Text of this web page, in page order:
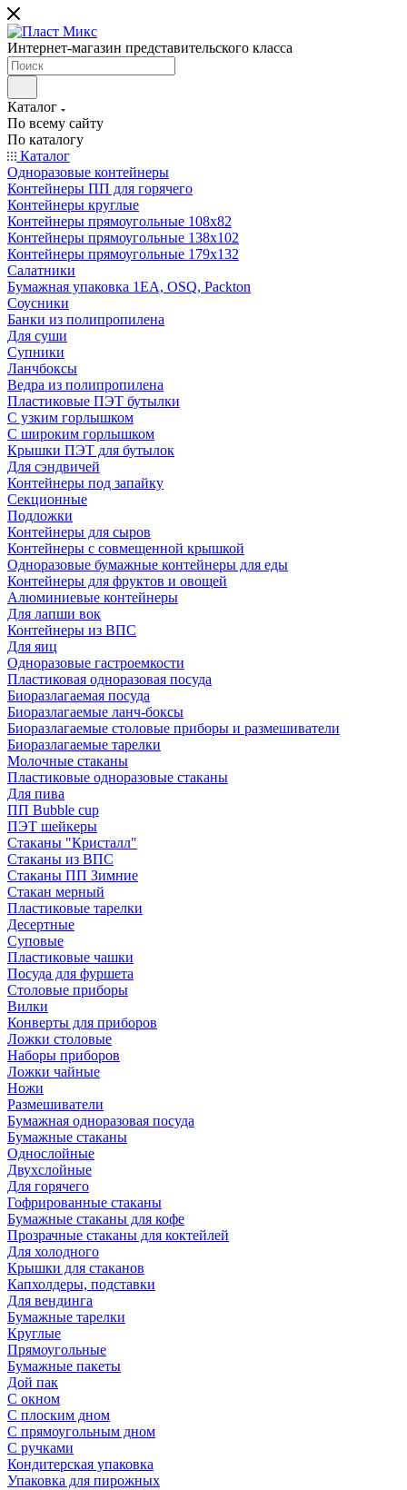
Интернет-магазин представительского класса
Каталог
По всему сайту
По каталогу
Каталог
Одноразовые контейнеры
Контейнеры ПП для горячего
Контейнеры круглые
Контейнеры прямоугольные 108х82
Контейнеры прямоугольные 138х102
Контейнеры прямоугольные 179х132
Салатники
Бумажная упаковка 1ЕА, OSQ, Packton
Соусники
Банки из полипропилена
Для суши
Супники
Ланчбоксы
Ведра из полипропилена
Пластиковые ПЭТ бутылки
С узким горлышком
С широким горлышком
Крышки ПЭТ для бутылок
Для сэндвичей
Контейнеры под запайку
Секционные
Подложки
Контейнеры для сыров
Контейнеры с совмещенной крышкой
Одноразовые бумажные контейнеры для еды
Контейнеры для фруктов и овощей
Алюминиевые контейнеры
Для лапши вок
Контейнеры из ВПС
Для яиц
Одноразовые гастроемкости
Пластиковая одноразовая посуда
Биоразлагаемая посуда
Биоразлагаемые ланч-боксы
Биоразлагаемые столовые приборы и размешиватели
Биоразлагаемые тарелки
Молочные стаканы
Пластиковые одноразовые стаканы
Для пива
ПП Bubble cup
ПЭТ шейкеры
Стаканы "Кристалл"
Стаканы из ВПС
Стаканы ПП Зимние
Стакан мерный
Пластиковые тарелки
Десертные
Суповые
Пластиковые чашки
Посуда для фуршета
Столовые приборы
Вилки
Конверты для приборов
Ложки столовые
Наборы приборов
Ложки чайные
Ножи
Размешиватели
Бумажная одноразовая посуда
Бумажные стаканы
Однослойные
Двухслойные
Для горячего
Гофрированные стаканы
Бумажные стаканы для кофе
Прозрачные стаканы для коктейлей
Для холодного
Крышки для стаканов
Капхолдеры, подставки
Для вендинга
Бумажные тарелки
Круглые
Прямоугольные
Бумажные пакеты
Дой пак
С окном
С плоским дном
С прямоугольным дном
С ручками
Кондитерская упаковка
Упаковка для пирожных